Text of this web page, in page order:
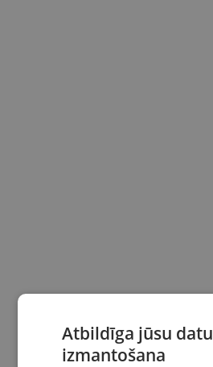
Atbildīga jūsu datu
izmantošana